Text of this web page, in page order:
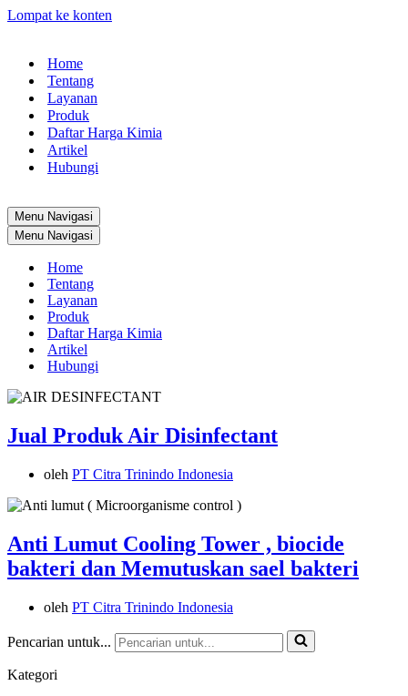
Lompat ke konten
Home
Tentang
Layanan
Produk
Daftar Harga Kimia
Artikel
Hubungi
Menu Navigasi
Menu Navigasi
Home
Tentang
Layanan
Produk
Daftar Harga Kimia
Artikel
Hubungi
Jual Produk Air Disinfectant
oleh PT Citra Trinindo Indonesia
Anti Lumut Cooling Tower , biocide
bakteri dan Memutuskan sael bakteri
oleh PT Citra Trinindo Indonesia
Pencarian untuk...
Kategori